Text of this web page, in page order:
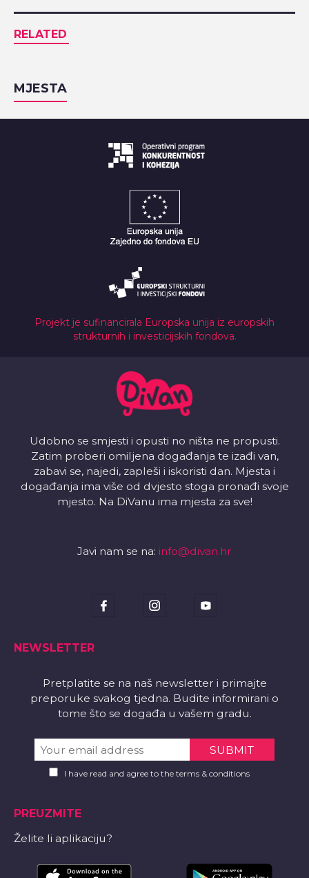
RELATED
MJESTA
Projekt je sufinancirala Europska unija iz europskih
strukturnih i investicijskih fondova.
Udobno se smjesti i opusti no ništa ne propusti.
Zatim proberi omiljena događanja te izađi van,
zabavi se, najedi, zapleši i iskoristi dan. Mjesta i
događanja ima više od dvjesto stoga pronađi svoje
mjesto. Na DiVanu ima mjesta za sve!
Javi nam se na: info@divan.hr
NEWSLETTER
Pretplatite se na naš newsletter i primajte
preporuke svakog tjedna. Budite informirani o
tome što se događa u vašem gradu.
I have read and agree to the terms & conditions
PREUZMITE
Želite li aplikaciju?